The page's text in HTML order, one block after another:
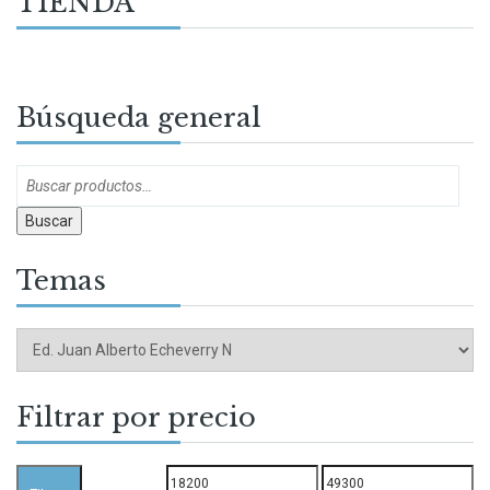
Búsqueda general
Buscar
Temas
Filtrar por precio
Precio Precio